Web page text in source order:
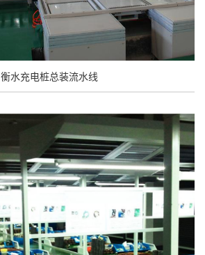
衡水充电桩总装流水线